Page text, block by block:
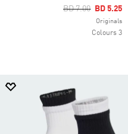
Price Reduced
BD 7.00ToBD 5.25
Originals
3 Colours